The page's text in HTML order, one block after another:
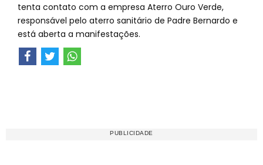
tenta contato com a empresa Aterro Ouro Verde,
responsável pelo aterro sanitário de Padre Bernardo e
está aberta a manifestações.